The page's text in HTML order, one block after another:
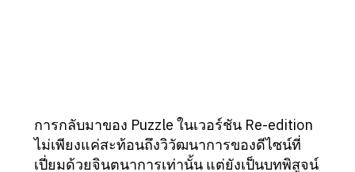
การกลับมาของ Puzzle ในเวอร์ชัน Re-edition
ไม่เพียงแค่สะท้อนถึงวิวัฒนาการของดีไซน์ที่
เปี่ยมด้วยจินตนาการเท่านั้น แต่ยังเป็นบทพิสูจน์